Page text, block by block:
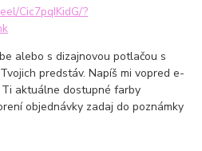
Cic7pqIKidG/?
alebo s dizajnovou potlačou s
predstáv. Napíš mi vopred e-
aktuálne dostupné farby
objednávky zadaj do poznámky